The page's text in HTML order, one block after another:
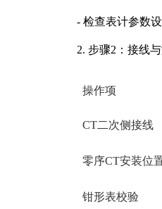
- 检查表计参数
2. 步骤2：接线
操作项
CT二次侧接线
零序CT安装位
钳形表校验